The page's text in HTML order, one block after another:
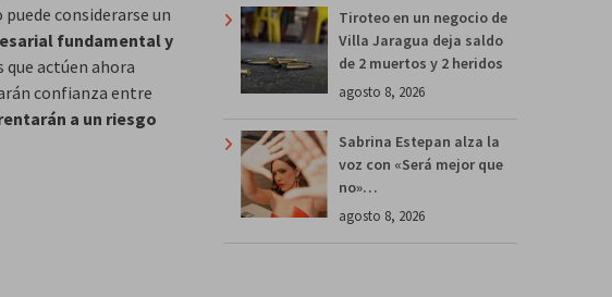
considerarse un
fundamental y
que actúen ahora
confianza entre
a un riesgo
Tiroteo en un negocio de
Villa Jaragua deja saldo
de 2 muertos y 2 heridos
agosto 8, 2026
Sabrina Estepan alza la
voz con «Será mejor que
no»…
agosto 8, 2026